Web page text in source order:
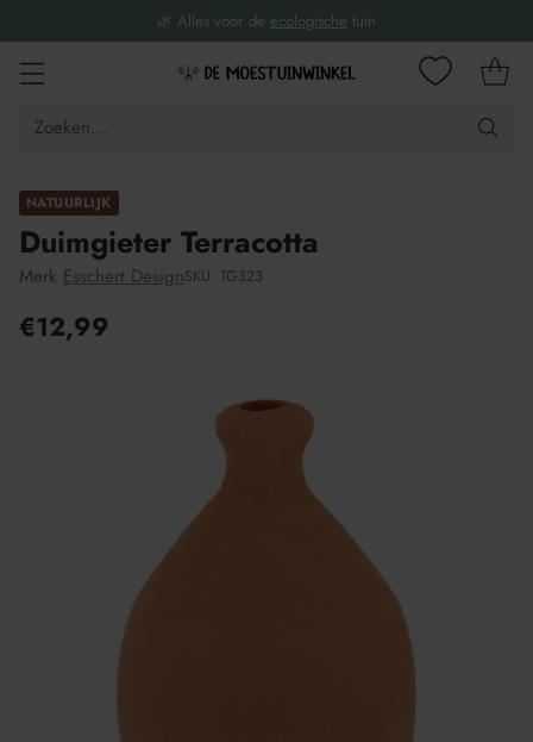
🌿 Alles voor de ecologische tuin
Zoeken...
NATUURLIJK
Duimgieter Terracotta
Merk Esschert DesignSKU: TG323
Adviesprijs
€12,99